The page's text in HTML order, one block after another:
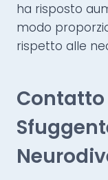
ha risposto
modo
rispetto alle